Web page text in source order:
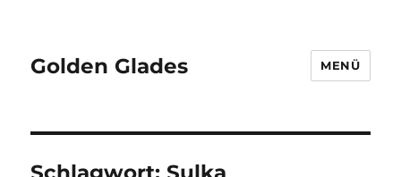
Golden Glades MENÜ